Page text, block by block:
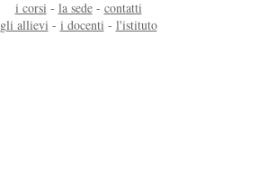
i corsi - la sede- contatti
gli allievi - i docenti - l'istituto